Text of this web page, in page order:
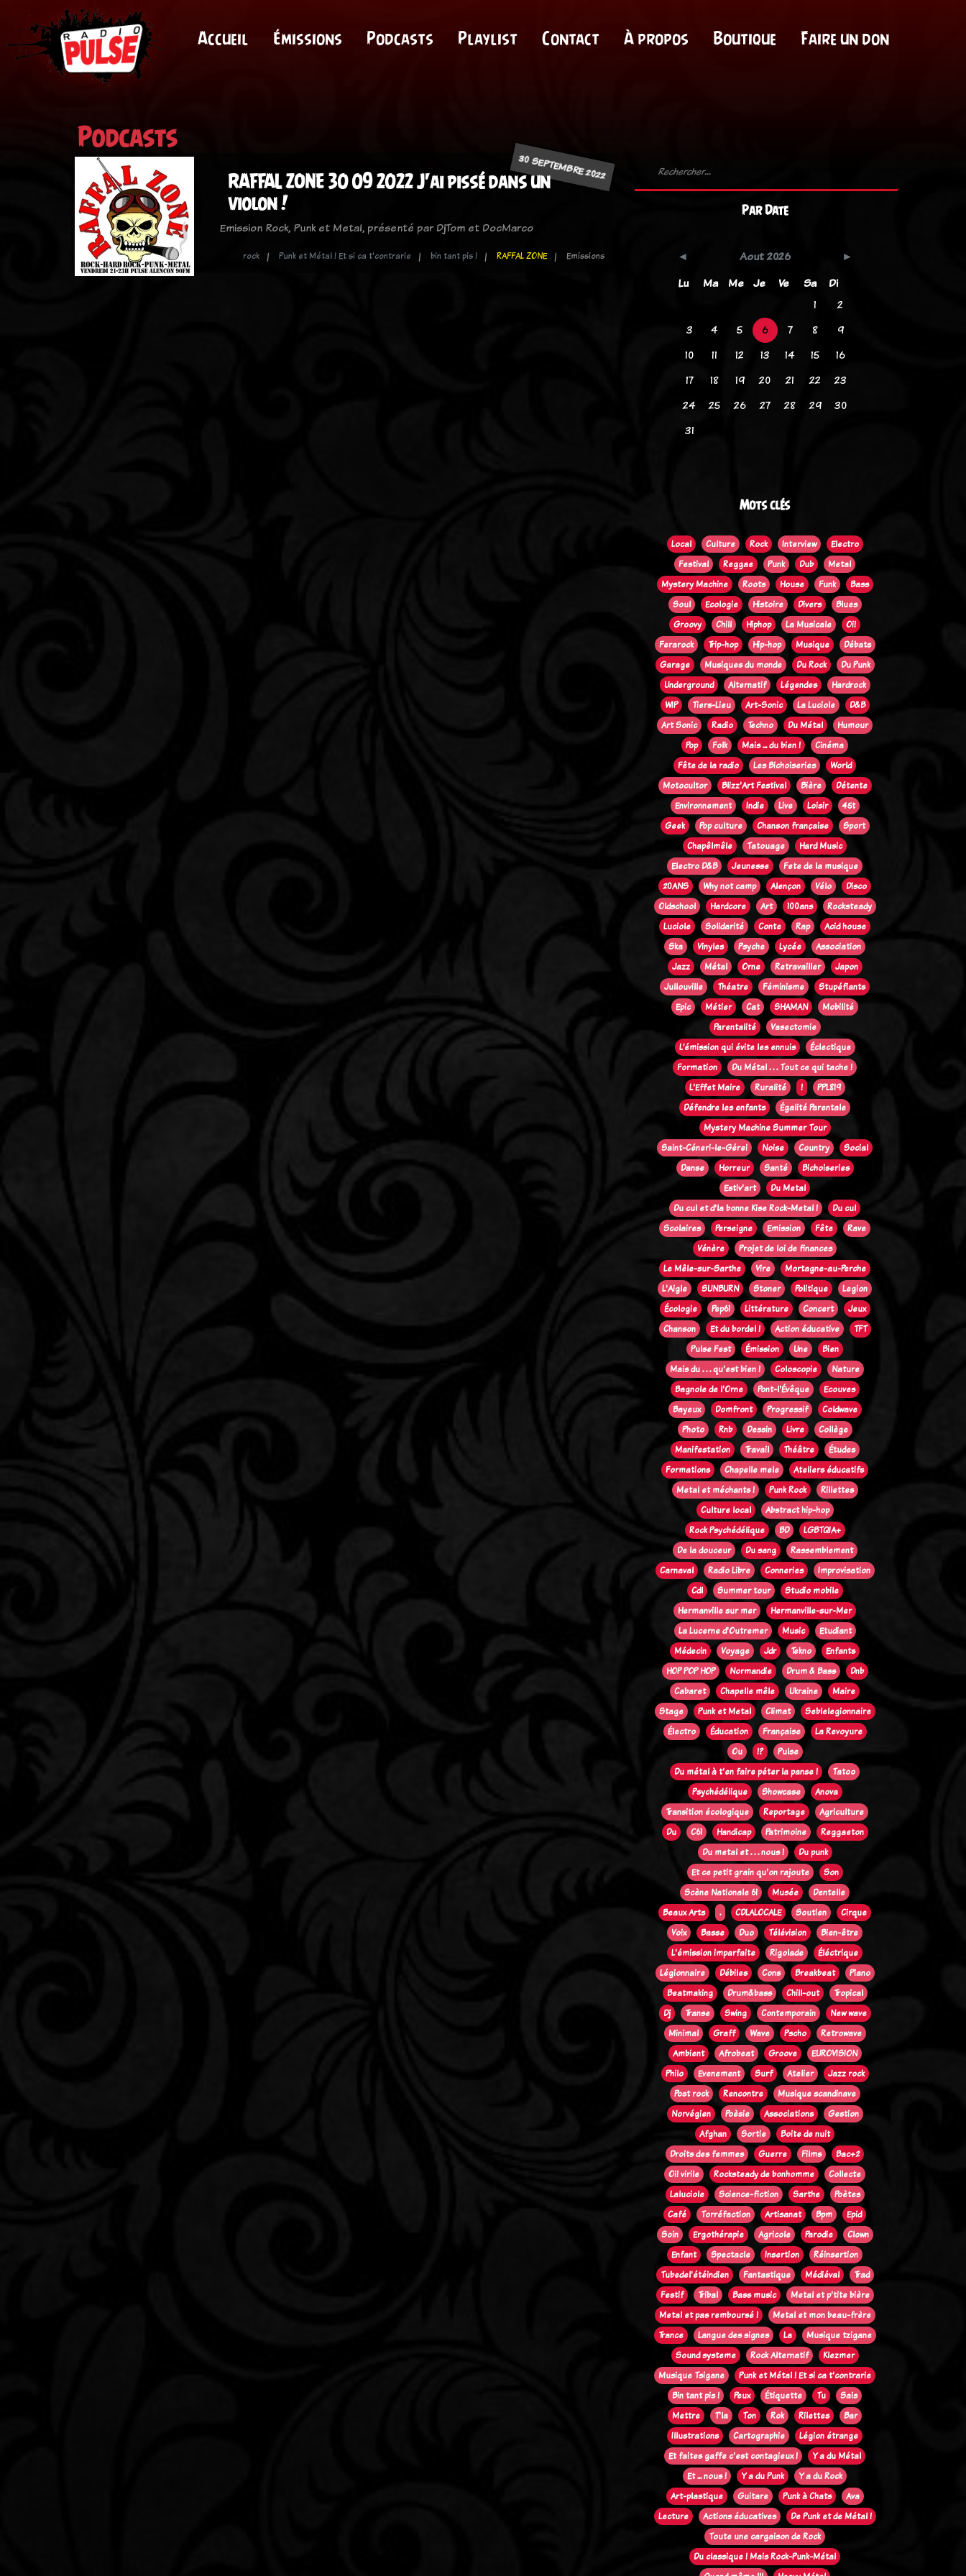
Accueil Émissions Podcasts Playlist Contact À propos Boutique Faire un don
Podcasts
30 SEPTEMBRE 2022
RAFFAL ZONE 30 09 2022 J'ai pissé dans un
violon !
Emission Rock, Punk et Metal, présenté par DjTom et DocMarco
rock Punk et Métal ! Et si ca t'contrarie bin tant pis ! RAFFAL ZONE Emissions
Par Date
Aout 2026
Lu
Ma Me Je Ve Sa
Di
1
2
3
4 5 6 7 8
9
10
11 12 13 14 15
16
17
18 19 20 21 22
23
24
25 26 27 28 29
30
31
Mots clés
Local Culture Rock Interview
Electro
Festival
Reggae Punk Dub
Metal
Mystery Machine
Roots House Funk
Bass
Soul
Ecologie Histoire Divers
Blues
Groovy
Chill Hiphop La Musicale
Oi!
Ferarock
Trip-hop Hip-hop Musique
Débats
Garage
Musiques du monde Du Rock
Du Punk
Underground
Alternatif Légendes
Hardrock
WIP
Tiers-Lieu Art-Sonic La Luciole
D&B
Art Sonic
Radio Techno Du Métal
Humour
Pop
Folk Mais ... du bien !
Cinéma
Fête de la radio
Les Bichoiseries
World
Motocultor
Blizz'Art Festival Bière
Détente
Environnement
Indie Live Loisir
45t
Geek
Pop culture Chanson française
Sport
Chapêlmêle
Tatouage
Hard Music
Electro D&B
Jeunesse
Fete de la musique
20ANS
Why not camp Alençon Vélo
Disco
Oldschool
Hardcore Art 100ans
Rocksteady
Luciole
Solidarité Conte Rap
Acid house
Ska
Vinyles Psyche Lycée
Association
Jazz
Métal Orne Retravailler
Japon
Jullouville
Théatre Féminisme
Stupéfiants
Epic
Métier Cat SHAMAN
Mobilité
Parentalité
Vasectomie
L’émission qui évite les ennuis
Éclectique
Formation
Du Métal . . . Tout ce qui tache !
L'Effet Maire
Ruralité !
PPL819
Défendre les enfants
Égalité Parentale
Mystery Machine Summer Tour
Saint-Céneri-le-Gérei
Noise Country
Social
Danse
Horreur Santé
Bichoiseries
Estiv'art
Du Metal
Du cul et d'la bonne Kise Rock-Metal !
Du cul
Scolaires
Perseigne Emission Fête
Rave
Vénère
Projet de loi de finances
Le Mêle-sur-Sarthe
Vire
Mortagne-au-Perche
L'Aigle
SUNBURN Stoner Politique
Legion
Écologie
Pep61 Littérature Concert
Jeux
Chanson
Et du bordel ! Action éducative
TFT
Pulse Fest
Émission Une
Bien
Mais du . . . qu'est bien !
Coloscopie
Nature
Bagnole de l'Orne
Pont-l'Évêque
Ecouves
Bayeux
Domfront Progressif
Coldwave
Photo
Rnb Dessin Livre
Collège
Manifestation
Travail Théâtre
Études
Formations
Chapelle mele
Ateliers éducatifs
Metal et méchants !
Punk Rock
Rillettes
Culture local
Abstract hip-hop
Rock Psychédélique
BD
LGBTQIA+
De la douceur
Du sang
Rassemblement
Carnaval
Radio Libre Conneries
Improvisation
Cdl
Summer tour
Studio mobile
Hermanville sur mer
Hermanville-sur-Mer
La Lucerne d'Outremer
Music
Etudiant
Médecin
Voyage Jdr Tekno
Enfants
HOP POP HOP
Normandie Drum & Bass
Dnb
Cabaret
Chapelle mêle Ukraine
Maire
Stage
Punk et Metal Climat
Seblelegionnaire
Électro
Éducation Française
La Revoyure
Ou
!?
Pulse
Du métal à t'en faire péter la panse !
Tatoo
Psychédélique
Showcase
Anova
Transition écologique
Reportage
Agriculture
Du
C61 Handicap Patrimoine
Reggaeton
Du metal et . . . nous !
Du punk
Et ce petit grain qu'on rajoute
Son
Scène Nationale 61
Musée
Dentelle
Beaux Arts
. CDLALOCALE Soutien
Cirque
Voix
Basse Duo Télévision
Bien-être
L'émission imparfaite
Rigolade
Éléctrique
Légionnaire
Débiles Cons Breakbeat
Piano
Beatmaking
Drum&bass Chill-out
Tropical
Dj
Transe Swing Contemporain
New wave
Minimal
Graff Wave Pscho
Retrowave
Ambient
Afrobeat Groove
EUROVISION
Philo
Evenement Surf Atelier
Jazz rock
Post rock
Rencontre
Musique scandinave
Norvégien
Poèsie Associations
Gestion
Afghan
Sortie
Boite de nuit
Droits des femmes
Guerre Films
Bac+2
Oi! virile
Rocksteady de bonhomme
Collecte
Laluciole
Science-fiction Sarthe
Poètes
Café
Torréfaction Artisanat Bpm
Epid
Soin
Ergothérapie Agricole Parodie
Clown
Enfant
Spectacle Insertion
Réinsertion
Tubedel'étéindien
Fantastique Médiéval
Trad
Festif
Tribal Bass music
Metal et p'tite bière
Metal et pas remboursé !
Metal et mon beau-frère
Trance
Langue des signes La
Musique tzigane
Sound systeme
Rock Alternatif
Klezmer
Musique Tsigane
Punk et Métal ! Et si ca t'contrarie
Bin tant pis !
Peux Étiquette Tu
Sais
Mettre
T'la Ton Rok Rilettes
Bar
Illustrations
Cartographie
Légion étrange
Et faites gaffe c'est contagieux !
Y a du Métal
Et ... nous !
Y a du Punk
Y a du Rock
Art-plastique
Guitare Punk à Chats
Ava
Lecture
Actions éducatives
De Punk et de Métal !
Toute une cargaison de Rock
Du classique ! Mais Rock-Punk-Métal